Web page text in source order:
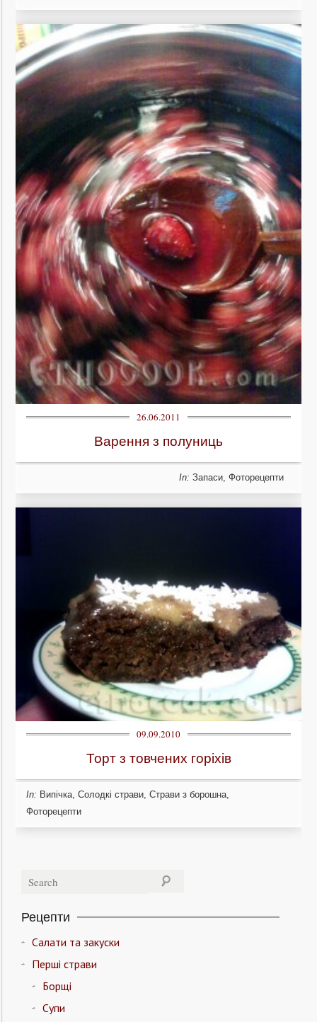
26.06.2011
Варення з полуниць
In: Запаси, Фоторецепти
09.09.2010
Торт з товчених горіхів
In: Випічка,Солодкі страви,Страви з борошна,
Фоторецепти
Рецепти
Салати та закуски
Перші страви
Борщі
Супи